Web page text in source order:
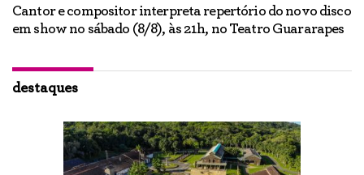
Cantor e compositor interpreta repertório do novo disco
em show no sábado (8/8), às 21h, no Teatro Guararapes
destaques